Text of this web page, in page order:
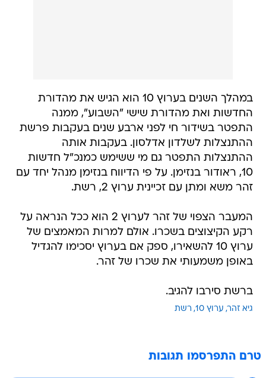
במהלך השנים בערוץ 10 הוא הגיש את מהדורת
החדשות ואת מהדורת שישי "השבוע", ממנה
התפטר בשידור חי לפני ארבע שנים בעקבות פרשת
ההתנצלות לשלדון אדלסון. בעקבות אותה
ההתנצלות התפטר גם מי ששימש כמנכ"ל חדשות
10, ראודור בנזימן. על פי הדיווח בנזימן מנהל יחד עם
זהר משא ומתן עם זכיינית ערוץ 2, רשת.
המעבר הצפוי של זהר לערוץ 2 הוא ככל הנראה על
רקע הקיצוצים בשכרו. אולם למרות המאמצים של
ערוץ 10 להשאירו, ספק אם בערוץ יסכימו להגדיל
באופן משמעותי את שכרו של זהר.
ברשת סירבו להגיב.
גיא זהר ערוץ 10 רשת
טרם התפרסמו תגובות